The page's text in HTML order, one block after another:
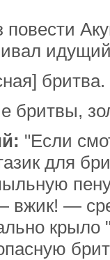
бритва.
бритвы,
"Если
для
—